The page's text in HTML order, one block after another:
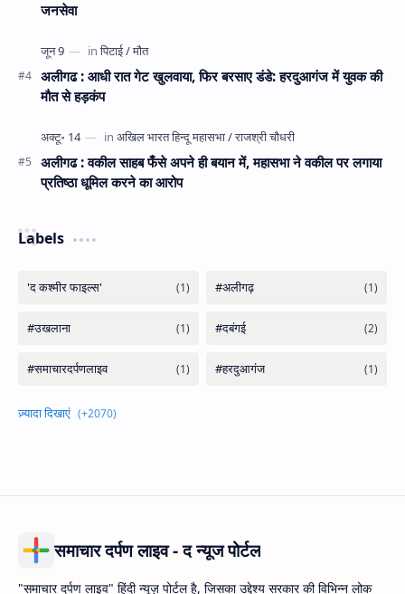
जनसेवा
अलीगढ : आधी रात गेट खुलवाया, फिर बरसाए डंडे: हरदुआगंज में युवक की
मौत से हड़कंप
अलीगढ : वकील साहब फँसे अपने ही बयान में, महासभा ने वकील पर लगाया
प्रतिष्ठा धूमिल करने का आरोप
Labels
समाचार दर्पण लाइव - द न्यूज पोर्टल
"समाचार दर्पण लाइव" हिंदी न्यूज़ पोर्टल है, जिसका उद्देश्य सरकार की विभिन्न लोक